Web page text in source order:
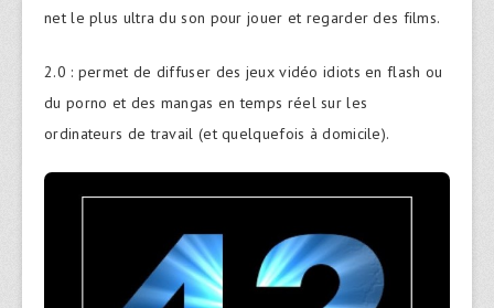
net le plus ultra du son pour jouer et regarder des films.
2.0 : permet de diffuser des jeux vidéo idiots en flash ou
du porno et des mangas en temps réel sur les
ordinateurs de travail (et quelquefois à domicile).